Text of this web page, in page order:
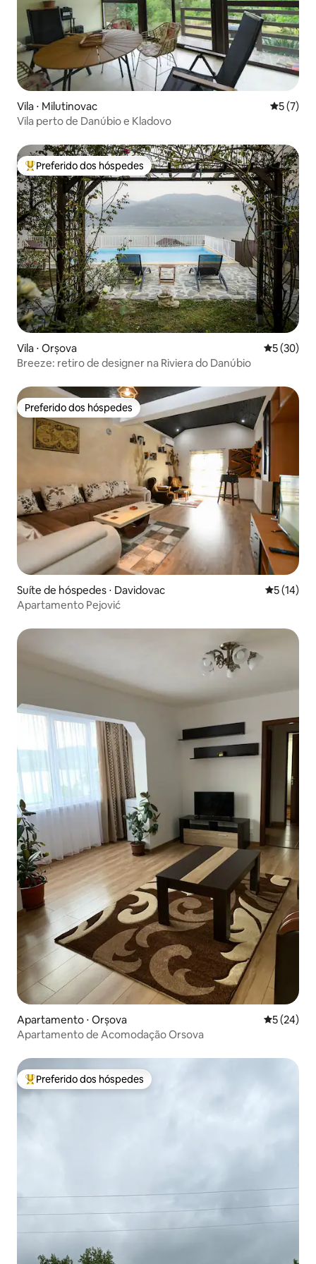
Vila ⋅ Milutinovac 5 de
5 (7)
Vila perto de Danúbio e Kladovo
Entre os melhores preferidos dos hóspedes
Preferido dos hóspedes
Vila ⋅ Orșova 5 de uma
5 (30)
Breeze: retiro de designer na Riviera do Danúbio
Preferido dos hóspedes
Preferido dos hóspedes
Suíte de hóspedes ⋅ Davidovac 5 de uma
5 (14)
Apartamento Pejović
Apartamento ⋅ Orșova 5 de uma
5 (24)
Apartamento de Acomodação Orsova
Entre os melhores preferidos dos hóspedes
Preferido dos hóspedes